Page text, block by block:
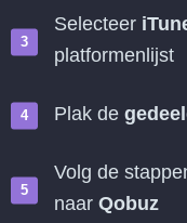
Selecteer
platformenlijst
Plak de
Volg de
naar Qobuz